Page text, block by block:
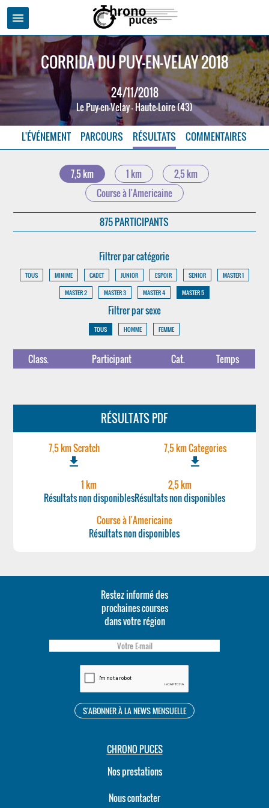
menu
CORRIDA DU PUY-EN-VELAY 2018
24/11/2018
Le Puy-en-Velay - Haute-Loire (43)
L'ÉVÉNEMENT PARCOURS RÉSULTATS COMMENTAIRES
7,5 km 1 km
2,5 km
Course à l'Americaine
875 PARTICIPANTS
Filtrer par catégorie
TOUS MINIME CADET JUNIOR ESPOIR SENIOR
MASTER 1
MASTER 2
MASTER 3 MASTER 4 MASTER 5
Filtrer par sexe
TOUS HOMME FEMME
Class. Participant Cat. Temps
RÉSULTATS PDF
7,5 km Scratch
file_download
7,5 km Categories
file_download
1 km
Résultats non disponibles
2,5 km
Résultats non disponibles
Course à l'Americaine
Résultats non disponibles
Restez informé des
prochaines courses
dans votre région
CHRONO PUCES
Nos prestations
Nous contacter